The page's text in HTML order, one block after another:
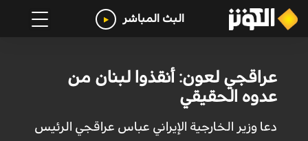
البث المباشر
عراقجي لعون: أنقذوا لبنان من
عدوه الحقيقي
دعا وزير الخارجية الإيراني عباس عراقجي الرئيس